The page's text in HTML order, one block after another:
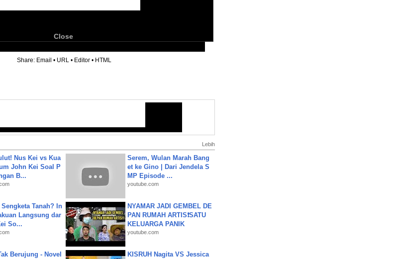
Close
Share: Email • URL • Editor • HTML
Lebih
Nus Kei vs Kua
John Kei Soal P
B...
Serem, Wulan Marah Bang
et ke Gino | Dari Jendela S
MP Episode ...
youtube.com
Sengketa Tanah? In
Langsung dar
So...
NYAMAR JADI GEMBEL DE
PAN RUMAH ARTIS❗SATU
KELUARGA PANIK
youtube.com
Berujung - Novel
KISRUH Nagita VS Jessica